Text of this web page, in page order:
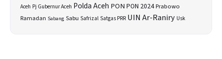
Aceh Pj Gubernur Aceh Polda Aceh PON PON 2024Prabowo
Ramadan Sabang Sabu SafrizalSatgas PRR UIN Ar-Raniry Usk